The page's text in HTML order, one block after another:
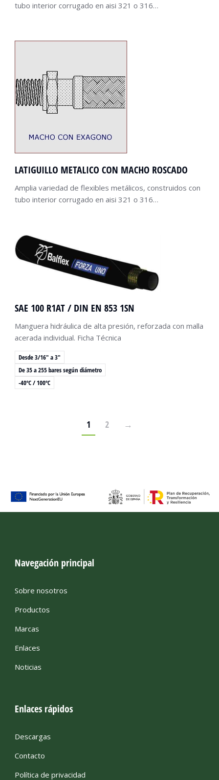
tubo interior corrugado en aisi 321 o 316…
LATIGUILLO METALICO CON MACHO ROSCADO
Amplia variedad de flexibles metálicos, construidos con
tubo interior corrugado en aisi 321 o 316…
Desde 3/16" a 3"
De 35 a 255 bares según diámetro
-40ºC / 100ºC
SAE 100 R1AT / DIN EN 853 1SN
Manguera hidráulica de alta presión, reforzada con malla
acerada individual. Ficha Técnica
1 2 →
Navegación principal
Sobre nosotros
Productos
Marcas
Enlaces
Noticias
Enlaces rápidos
Descargas
Contacto
Política de privacidad